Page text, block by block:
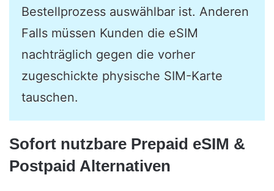
Bestellprozess auswählbar ist. Anderen
Falls müssen Kunden die eSIM
nachträglich gegen die vorher
zugeschickte physische SIM-Karte
tauschen.
Sofort nutzbare Prepaid eSIM &
Postpaid Alternativen